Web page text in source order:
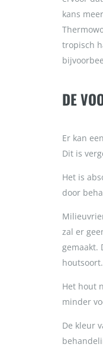
kans
tropisch
DE
Er kan
Dit is
Het is
door
zal er
gemaakt.
houtsoort.
Het hout
minder
De kleur